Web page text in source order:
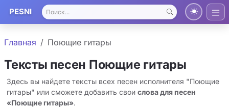
PESNI
Главная Поющие гитары
Тексты песен Поющие гитары
Здесь вы найдете тексты всех песен исполнителя "Поющие
гитары" или сможете добавить свои слова для песен
«Поющие гитары».